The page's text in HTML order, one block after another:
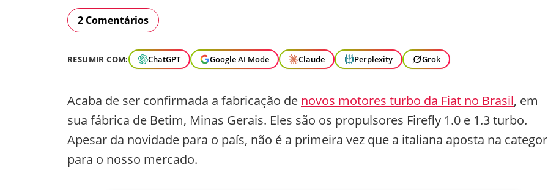
2 Comentários
RESUMIR COM: ChatGPT Google AI Mode Claude Perplexity Grok
Acaba de ser confirmada a fabricação de novos motores turbo da Fiat no Brasil, em
sua fábrica de Betim, Minas Gerais. Eles são os propulsores Firefly 1.0 e 1.3 turbo.
Apesar da novidade para o país, não é a primeira vez que a italiana aposta na
para o nosso mercado.